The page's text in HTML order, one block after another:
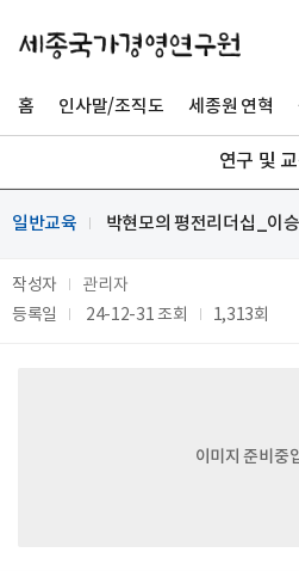
홈 인사말/조직도 세종원 연혁
연구 및
일반교육 박현모의 평전리더십_이
작성자
관리자
등록일
24-12-31조회 1,313회
이미지 준비중